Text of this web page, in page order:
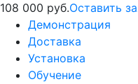
108 000 руб.Оставить
Демонстрация
Доставка
Установка
Обучение